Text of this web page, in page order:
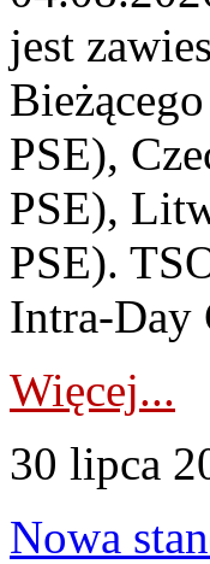
jest
PSE),
PSE),
PSE).
Intra-Day
Więcej...
30 lipca
Nowa